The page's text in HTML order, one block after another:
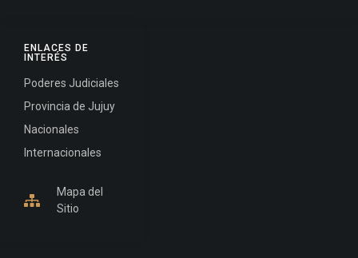
ENLACES DE
INTERÉS
Poderes Judiciales
Provincia de Jujuy
Nacionales
Internacionales
Mapa del
Sitio